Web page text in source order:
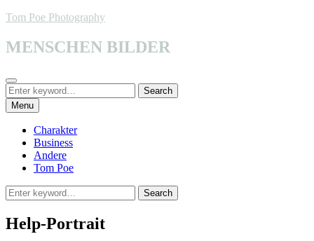
Skip
content
Tom Poe Photography
MENSCHEN BILDER
Search
Search
for:
Search
Menu
Charakter
Business
Andere
Tom Poe
Search
for:
Search
Help-Portrait